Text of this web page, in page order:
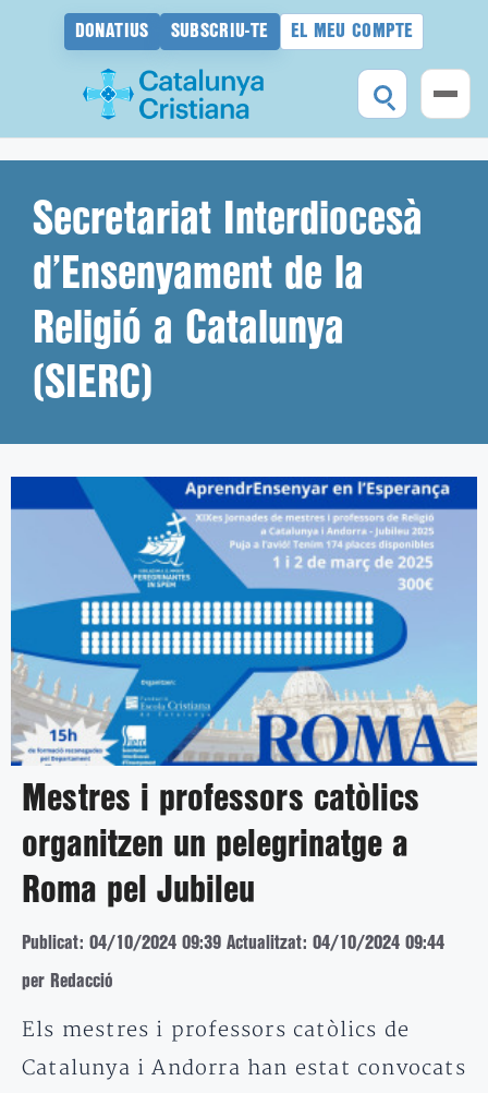
DONATIUS SUBSCRIU-TE EL MEU COMPTE
contingutSecretariat Interdiocesà
d’Ensenyament de la
Religió a Catalunya
(SIERC)
Mestres i professors catòlics
organitzen un pelegrinatge a
Roma pel Jubileu
Publicat: 04/10/2024 09:39 Actualitzat: 04/10/2024 09:44
per Redacció
Els mestres i professors catòlics de
Catalunya i Andorra han estat convocats